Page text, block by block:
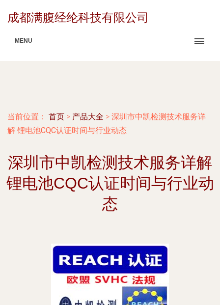
成都满腹经纶科技有限公司
MENU
当前位置： 首页 > 产品大全 > 深圳市中凯检测技术服务详
解 锂电池CQC认证时间与行业动态
深圳市中凯检测技术服务详解
锂电池CQC认证时间与行业动
态